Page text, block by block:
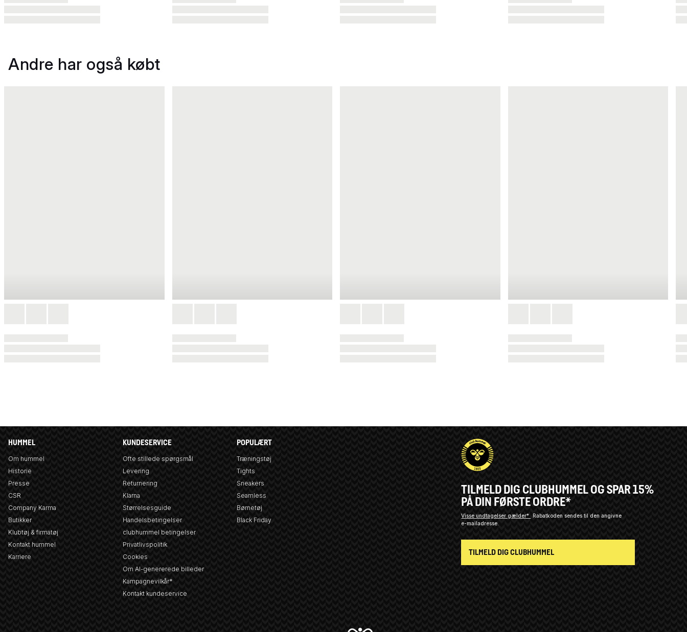
Andre har også købt
HUMMEL
Om hummel
Historie
Presse
CSR
Company Karma
Butikker
Klubtøj & firmatøj
Kontakt hummel
Karriere
KUNDESERVICE
Ofte stillede spørgsmål
Levering
Returnering
Klarna
Størrelsesguide
Handelsbetingelser
clubhummel betingelser
Privatlivspolitik
Cookies
Om AI-genererede billeder
Kampagnevilkår*
Kontakt kundeservice
POPULÆRT
Træningstøj
Tights
Sneakers
Seamless
Børnetøj
Black Friday
TILMELD DIG CLUBHUMMEL OG SPAR 15%
PÅ DIN FØRSTE ORDRE*
Visse undtagelser gælder*
Rabatkoden sendes til den angivne
e-mailadresse.
TILMELD DIG CLUBHUMMEL